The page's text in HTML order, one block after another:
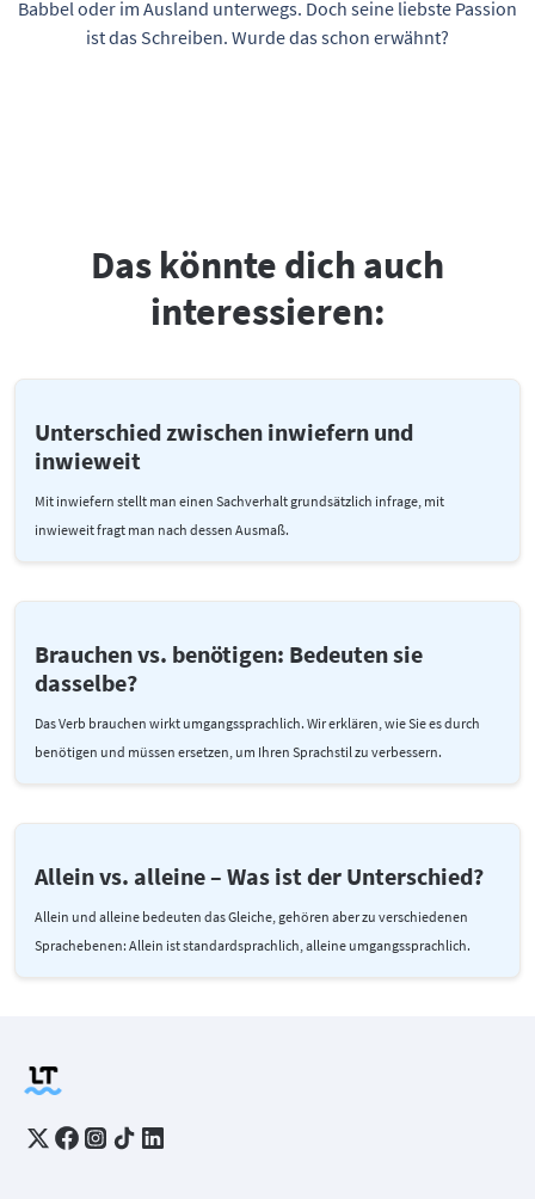
Babbel oder im Ausland unterwegs. Doch seine liebste Passion
ist das Schreiben. Wurde das schon erwähnt?
Das könnte dich auch
interessieren:
Unterschied zwischen inwiefern und
inwieweit
Mit inwiefern stellt man einen Sachverhalt grundsätzlich infrage, mit
inwieweit fragt man nach dessen Ausmaß.
Brauchen vs. benötigen: Bedeuten sie
dasselbe?
Das Verb brauchen wirkt umgangssprachlich. Wir erklären, wie Sie es durch
benötigen und müssen ersetzen, um Ihren Sprachstil zu verbessern.
Allein vs. alleine – Was ist der Unterschied?
Allein und alleine bedeuten das Gleiche, gehören aber zu verschiedenen
Sprachebenen: Allein ist standardsprachlich, alleine umgangssprachlich.